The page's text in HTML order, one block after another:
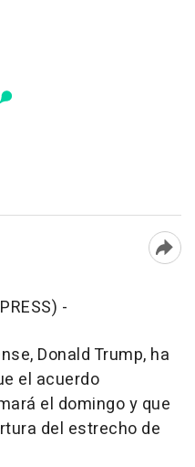
-
Donald Trump, ha
el acuerdo
el domingo y que
del estrecho de